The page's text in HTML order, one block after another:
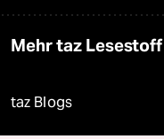
Mehr taz Lesestoff
taz Blogs